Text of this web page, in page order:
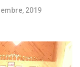
2019